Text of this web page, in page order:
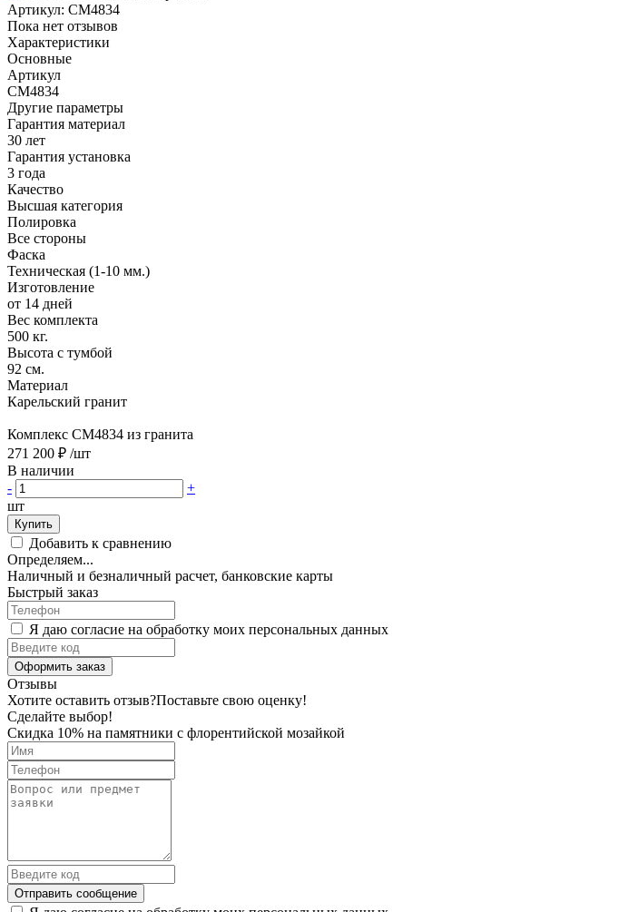
Артикул: CM4834
Пока нет отзывов
Характеристики
Основные
Артикул
CM4834
Другие параметры
Гарантия материал
30 лет
Гарантия установка
3 года
Качество
Высшая категория
Полировка
Все стороны
Фаска
Техническая (1-10 мм.)
Изготовление
от 14 дней
Вес комплекта
500 кг.
Высота с тумбой
92 см.
Материал
Карельский гранит
Комплекс CM4834 из гранита
271 200 ₽ /шт
В наличии
-
+
шт
Купить
Добавить к сравнению
Определяем...
Наличный и безналичный расчет, банковские карты
Быстрый заказ
Я даю согласие на обработку моих персональных данных
Оформить заказ
Отзывы
Хотите оставить отзыв?Поставьте свою оценку!
Сделайте выбор!
Скидка 10% на памятники с флорентийской мозайкой
Отправить сообщение